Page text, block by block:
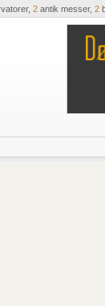
2antik messer, 2